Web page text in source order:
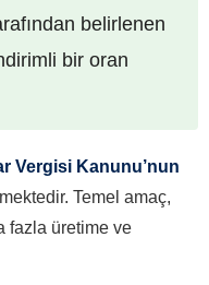
belirlenen
bir oran
Vergisi Kanunu’nun
Temel amaç,
fazla üretime ve